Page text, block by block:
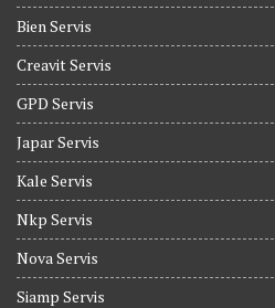
Bien Servis
Creavit Servis
GPD Servis
Japar Servis
Kale Servis
Nkp Servis
Nova Servis
Siamp Servis